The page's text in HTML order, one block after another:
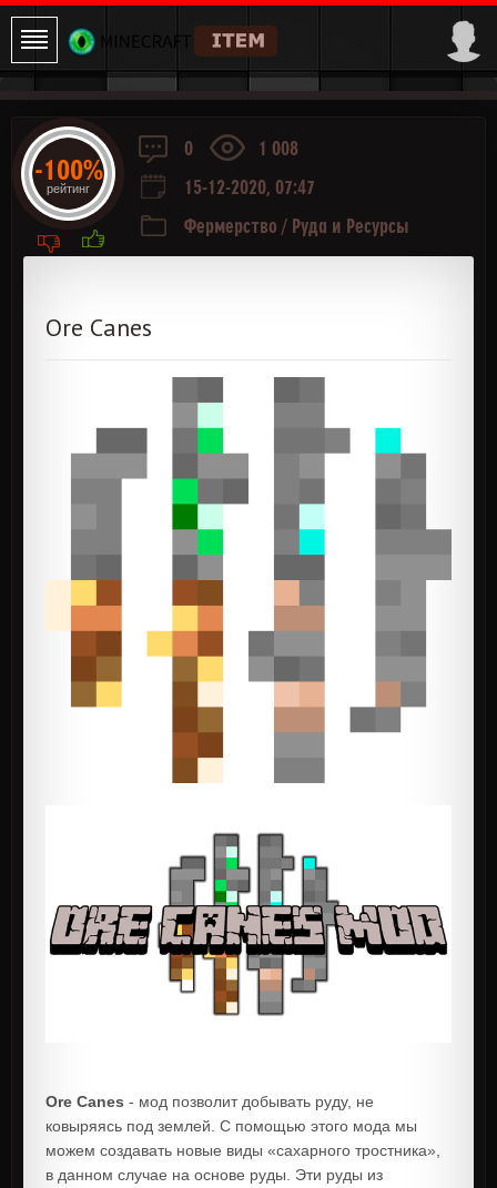
0
1 008
15-12-2020, 07:47
Фермерство / Руда и Ресурсы
Ore Canes
Ore Canes - мод позволит добывать руду, не
ковыряясь под землей. С помощью этого мода мы
можем создавать новые виды «сахарного тростника»,
в данном случае на основе руды. Эти руды из
-100%
рейтинг